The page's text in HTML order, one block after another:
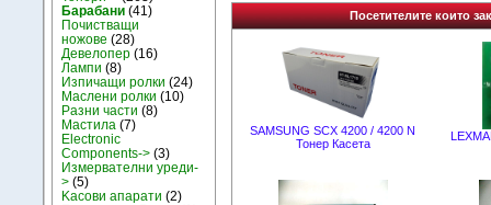
Барабани (41)
Почистващи
ножове (28)
Девелопер (16)
Лампи (8)
Изпичащи ролки (24)
Маслени ролки (10)
Разни части (8)
Мастила (7)
Electronic
Components-> (3)
Измервателни уреди-
> (5)
Kасови апарати (2)
Посетителите които
SAMSUNG SCX 4200 / 4200 N
Тонер Касета